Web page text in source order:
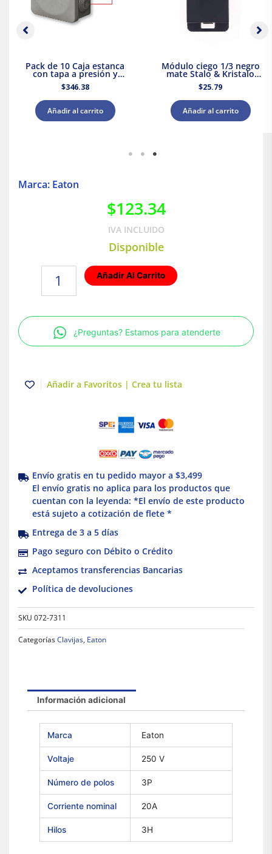
Pack de 10 Caja estanca
con tapa a presión y
conos 80x80x45 IP55
Royer WDC0808P
$346.38
Añadir al carrito
Módulo ciego 1/3 negro
mate Stalo & Kristalo
Leviton
$25.79
Añadir al carrito
Marca: Eaton
$123.34
IVA INCLUIDO
Disponible
3P
3H
20A
Eaton
Añadir Al Carrito
¿Preguntas? Estamos para atenderte
Añadir a Favoritos | Crea tu lista
Envío gratis en tu pedido mayor a $3,499
El envío gratis no aplica para los productos que
cuentan con la leyenda: *El envío de este producto
está sujeto a cotización de flete *
Entrega de 3 a 5 días
Pago seguro con Débito o Crédito
Aceptamos transferencias Bancarias
Política de devoluciones
SKU 072-7311
CategoríasClavijas, Eaton
Información adicional
Marca Eaton
Voltaje 250 V
Número de polos 3P
Corriente nominal 20A
Hilos 3H